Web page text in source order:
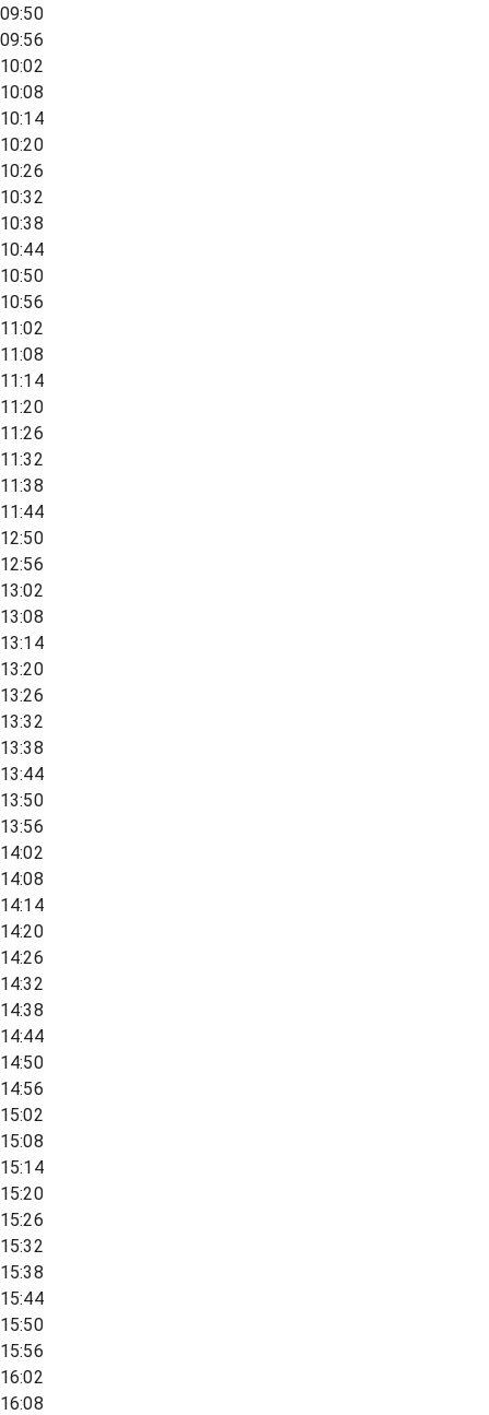
09:50
09:56
10:02
10:08
10:14
10:20
10:26
10:32
10:38
10:44
10:50
10:56
11:02
11:08
11:14
11:20
11:26
11:32
11:38
11:44
12:50
12:56
13:02
13:08
13:14
13:20
13:26
13:32
13:38
13:44
13:50
13:56
14:02
14:08
14:14
14:20
14:26
14:32
14:38
14:44
14:50
14:56
15:02
15:08
15:14
15:20
15:26
15:32
15:38
15:44
15:50
15:56
16:02
16:08